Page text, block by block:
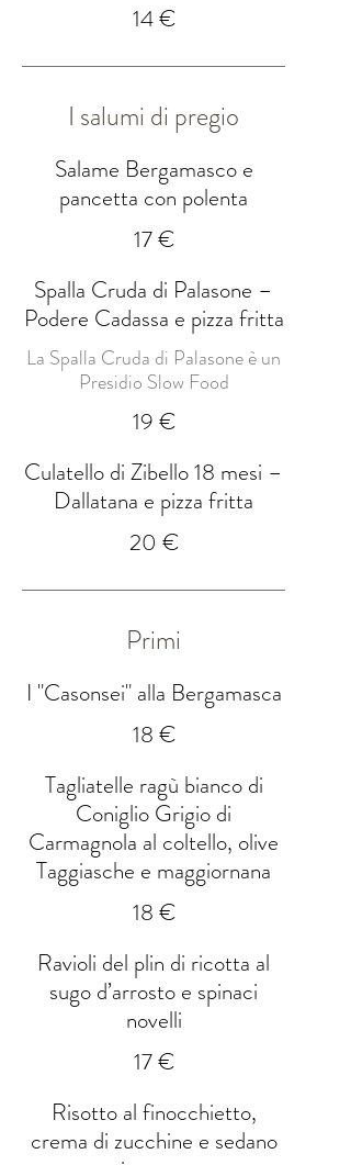
14 €
I salumi di pregio
Salame Bergamasco e
pancetta con polenta
17 €
Spalla Cruda di Palasone –
Podere Cadassa e pizza fritta
La Spalla Cruda di Palasone è un
Presidio Slow Food
19 €
Culatello di Zibello 18 mesi –
Dallatana e pizza fritta
20 €
Primi
I "Casonsei" alla Bergamasca
18 €
Tagliatelle ragù bianco di
Coniglio Grigio di
Carmagnola al coltello, olive
Taggiasche e maggiornana
18 €
Ravioli del plin di ricotta al
sugo d’arrosto e spinaci
novelli
17 €
Risotto al finocchietto,
crema di zucchine e sedano